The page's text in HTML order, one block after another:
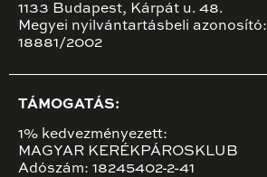
1133 Budapest, Kárpát u. 48.
Megyei nyilvántartásbeli azonosító:
18881/2002
TÁMOGATÁS:
1% kedvezményezett:
MAGYAR KERÉKPÁROSKLUB
Adószám: 18245402-2-41